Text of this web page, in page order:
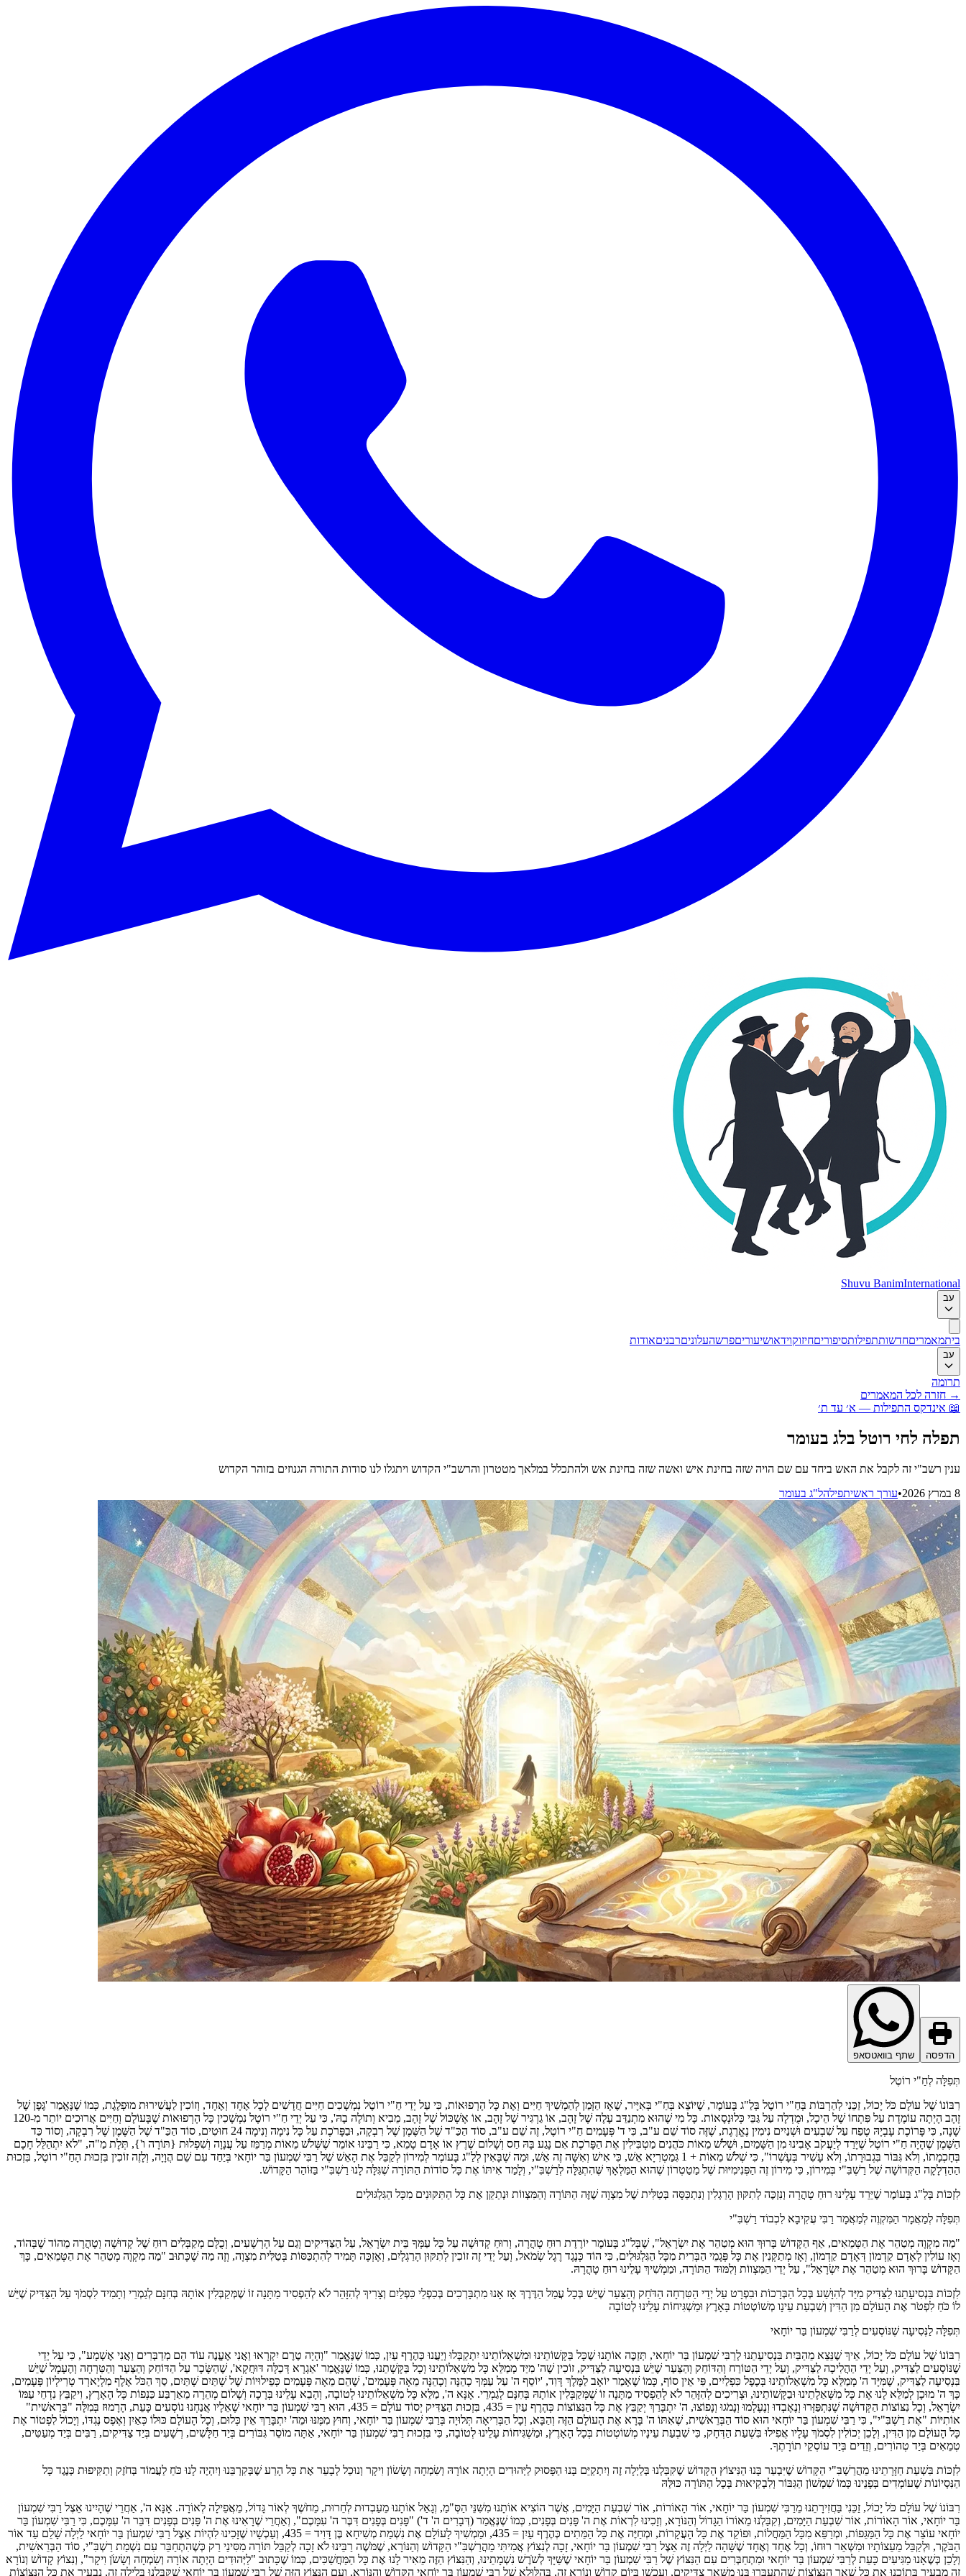
Shuvu BanimInternational
עב
ביתמאמריםחדשותתפילותסיפוריםחיזוקוידאושיעוריםפרשהעלוניםרבניםאודות
עב
תרומה
→ חזרה לכל המאמרים
📖 אינדקס התפילות — א׳ עד ת׳
תפלה לחי רוטל בלג בעומר
ענין רשב"י זה לקבל את האש ביחד עם שם הויה שזה בחינת איש ואשה שזה בחינת אש ולהתכלל במלאך מטטרון והרשב"י הקדוש ויתגלו לנו סודות התורה הגנוזים בזוהר הקדוש
8 במרץ 2026
•עורך ראשיתפילהל"ג בעומר
הדפסה שתף בוואטסאפ
תְּפִלָּה לְחַ"י רוֹטֶל
רִבּוֹנוֹ שֶׁל עוֹלָם כֹּל יָכוֹל, זַכֵּנִי לְהַרְבּוֹת בְּחַ"י רוֹטֶל בְּלַ"ג בָּעוֹמֶר, שֶׁיּוֹצֵא בְּחַ"י בְּאִיָּיר, שֶׁאָז הַזְּמַן לְהַמְשִׁיךְ חַיִּים וְאֶת כָּל הָרְפוּאוֹת, כִּי עַל יְדֵי חַ"י רוֹטֶל נִמְשָׁכִים חַיִּים חֲדָשִׁים לְכָל אֶחָד וְאֶחָד, וְזוֹכִין לַעֲשִׁירוּת מוּפְלֶגֶת, כְּמוֹ שֶׁנֶּאֱמַר 'גֶּפֶן שֶׁל
זָהָב הָיְתָה עוֹמֶדֶת עַל פִּתְחוֹ שֶׁל הֵיכָל, וּמֻדְלָה עַל גַּבֵּי כְּלוּנְסָאוֹת. כָּל מִי שֶׁהוּא מִתְנַדֵּב עָלֶה שֶׁל זָהָב, אוֹ גַרְגִּיר שֶׁל זָהָב, אוֹ אֶשְׁכּוֹל שֶׁל זָהָב, מֵבִיא וְתוֹלֶה בָהּ', כִּי עַל יְדֵי חַ"י רוֹטֶל נִמְשָׁכִין כָּל הָרְפוּאוֹת שֶׁבָּעוֹלָם וְחַיִּים אֲרוּכִים יוֹתֵר מִ-120
שָׁנָה, כִּי פָּרוֹכֶת עָבְיָהּ טֶפַח עַל שִׁבְעִים וּשְׁנַיִים נִימִין נֶאֱרֶגֶת, שֶׁזֶּה סוֹד שֵׁם ע"ב, כִּי ד' פְּעָמִים חַ"י רוֹטֶל, זֶה שֵׁם ע"ב, סוֹד הַכַּ"ד שֶׁל הַשֶּׁמֶן שֶׁל רִבְקָה, וּבַפָּרֹכֶת עַל כָּל נִימָה וְנִימָה 24 חוּטִים, סוֹד הַכַּ"ד שֶׁל הַשֶּׁמֶן שֶׁל רִבְקָה, וְסוֹד כַּד
הַשֶּׁמֶן שֶׁהָיָה חַ"י רוֹטֶל שֶׁיָּרַד לְיַעֲקֹב אָבִינוּ מִן הַשָּׁמַיִם, וּשְׁלֹשׁ מֵאוֹת כֹּהֲנִים מַטְבִּילִין אֶת הַפָּרֹכֶת אִם נָגַע בָּהּ חַס וְשָׁלוֹם שֶׁרֶץ אוֹ אָדָם טָמֵא, כִּי רַבֵּינוּ אוֹמֵר שֶׁשְּׁלֹשׁ מֵאוֹת מְרַמֵּז עַל עֲנָוָה וְשִׁפְלוּת {תּוֹרָה ו'}, תְּלָת מַ"ה, "לֹא יִתְהַלֵּל חָכָם
בְּחָכְמָתוֹ, וְלֹא גִּבּוֹר בִּגְבוּרָתוֹ, וְלֹא עָשִׁיר בְּעָשְׁרוֹ", כִּי שְׁלֹשׁ מֵאוֹת + 1 גִּמַטְרִיָא אֵשׁ, כִּי אִישׁ וְאִשָּׁה זֶה אֵשׁ, וּמַה שֶׁבָּאִין לְלַ"ג בָּעוֹמֶר לְמִירוֹן לְקַבֵּל אֶת הָאֵשׁ שֶׁל רַבִּי שִׁמְעוֹן בַּר יוֹחָאי בְּיַחַד עִם שֵׁם הֲוָיָה, וְלָזֶה זוֹכִין בִּזְכוּת הָחַ"י רוֹטֶל, בִּזְכוּת
הַהַדְלָקָה הַקְּדוֹשָׁה שֶׁל רַשְׁבִּ"י בְּמִירוֹן, כִּי מִירוֹן זֶה הַפְּנִימִיּוּת שֶׁל מַטַטְרוֹן שֶׁהוּא הַמַּלְאָךְ שֶּׁהִתְגַּלָּה לְרַשְׁבִּ"י, וְלָמַד אִיתּוֹ אֶת כָּל סוֹדוֹת הַתּוֹרָה שֶׁגִּלָּה לָנוּ רַשְׁבִּ"י בַּזּוֹהַר הַקָּדוֹשׁ.
לִזְכּוֹת בְּלַ"ג בָּעוֹמֶר שֶׁיֵּרֵד עָלֵינוּ רוּחַ טָהֳרָה וְנִזְכֶּה לְתִקּוּן הָרַגְלִין וְנִתְכַּסָּה בְּטַלִּית שֶׁל מִצְוָה שֶׁזֶּה הַתּוֹרָה וְהַמִּצְווֹת וּנְתַקֵּן אֶת כָּל הַתִּקּוּנִים מִכָּל הַגִּלְגּוּלִים
תְּפִלָּה לְמַאֲמָר הַמִּקְוֶה לְמַאֲמָר רַבִּי עֲקִיבָא לִכְבוֹד רַשְׁבִּ"י
"מַה מִקְוֶה מְטַהֵר אֶת הַטְּמֵאִים, אַף הַקָּדוֹשׁ בָּרוּךְ הוּא מְטַהֵר אֶת יִשְׂרָאֵל", שֶׁבְּל"ג בָּעוֹמֶר יוֹרֶדֶת רוּחַ טָהֳרָה, וְרוּחַ קְדוּשָׁה עַל כָּל עַמְּךָ בֵּית יִשְׂרָאֵל, עַל הַצַּדִּיקִים וְגַם עַל הָרְשָׁעִים, וְכֻלָּם מְקַבְּלִים רוּחַ שֶׁל קְדוּשָׁה וְטָהֳרָה מֵהוֹד שֶׁבְּהוֹד,
וְאָז עוֹלִין לְאָדָם קַדְמוֹן דְּאָדָם קַדְמוֹן, וְאָז מְתַקְּנִין אֶת כָּל פְּגָמֵי הַבְּרִית מִכָּל הַגִּלְגּוּלִים, כִּי הוֹד כְּנֶגֶד רֶגֶל שְׂמֹאל, וְעַל יְדֵי זֶה זוֹכִין לְתִקּוּן הָרַגְלָיִם, וְאֶזְכֶּה תָּמִיד לְהִתְכַּסּוֹת בְּטַלִּית מִצְוָה, וְזֶה מַה שֶׁכָּתוּב "מַה מִקְוֶה מְטַהֵר אֶת הַטְּמֵאִים, כָּךְ
הַקָּדוֹשׁ בָּרוּךְ הוּא מְטַהֵר אֶת יִשְׂרָאֵל", עַל יְדֵי הַמִּצְווֹת וְלִמּוּד הַתּוֹרָה, וּמַמְשִׁיךְ עָלֵינוּ רוּחַ טָהֳרָהּ.
לִזְכּוֹת בִּנְסִיעָתֵנוּ לַצַּדִּיק מִיַּד לְהִוָּשַׁע בְּכָל הַבְּרָכוֹת וּבִפְרָט עַל יְדֵי הַטִּרְחָה הַדֹּחַק וְהַצַּעַר שֶׁיֵּשׁ בְּכָל עֲמַל הַדֶּרֶךְ אָז אָנוּ מִתְבָּרְכִים בְּכִפְלֵי כִּפְלַיִם וְצָרִיךְ לְהִזָּהֵר לֹא לְהַפְסִיד מַתָּנָה זוֹ שֶׁמְּקַבְּלִין אוֹתָהּ בְּחִנָּם לְגַמְרֵי וְתָמִיד לִסְמֹךְ עַל הַצַּדִּיק שֶׁיֵּשׁ
לוֹ כֹּחַ לִפְטֹר אֶת הָעוֹלָם מִן הַדִּין וְשִׁבְעַת עֵינָו מְשׁוֹטְטוֹת בָּאָרֶץ וּמַשְׁגִּיחוֹת עָלֵינוּ לְטוֹבָה
תְּפִלָּה לַנְּסִיעָה שֶׁנּוֹסְעִים לְרַבִּי שִׁמְעוֹן בַּר יוֹחָאי
רִבּוֹנוֹ שֶׁל עוֹלָם כֹּל יָכוֹל, אֵיךְ שֶׁנֵּצֵא מֵהַבַּיִת בִּנְסִיעָתֵנוּ לְרַבִּי שִׁמְעוֹן בַּר יוֹחָאי, תְּזַכֶּה אוֹתָנוּ שֶׁכָּל בַּקָּשׁוֹתֵינוּ וּמִשְׁאַלוֹתֵינוּ יִתְקַבְּלוּ וְיַעֲנוּ כְּהֶרֶף עַיִן, כְּמוֹ שֶׁנֶּאֱמַר "וְהָיָה טֶרֶם יִקְרָאוּ וַאֲנִי אֶעֱנֶה עוֹד הֵם מְדַבְּרִים וַאֲנִי אֶשְׁמָע", כִּי עַל יְדֵי
שֶׁנּוֹסְעִים לַצַּדִּיק, וְעַל יְדֵי הַהֲלִיכָה לַצַּדִּיק, וְעַל יְדֵי הַטּוֹרַח וְהַדּוֹחַק וְהַצַּעַר שֶׁיֵּשׁ בִּנְסִיעָה לַצַּדִּיק, זוֹכִין שֶׁה' מִיַּד מְמַלֵּא כָּל מִשְׁאַלוֹתֵינוּ וְכָל בַּקָּשָׁתֵנוּ, כְּמוֹ שֶׁנֶּאֱמַר 'אַגְרָא דְּכַלָּה דּוּחֲקָא', שֶׁהַשָּׂכָר עַל הַדּוֹחַק וְהַצַּעַר וְהַטִּרְחָה וְהֶעָמָל שֶׁיֵּשׁ
בִּנְסִיעָה לַצַּדִּיק, שֶׁמִּיָּד ה' מְמַלֵּא כָּל מִשְׁאַלוֹתֵינוּ בְּכֶפֶל כִּפְלַיִים, פִּי אֵין סוֹף, כְּמוֹ שֶׁאָמַר יוֹאָב לַמֶּלֶךְ דָּוִד, 'יוֹסֵף ה' עַל עַמְּךָ כָהֵנָּה וְכָהֵנָּה מֵאָה פְּעָמִים', שֶׁהֵם מֵאָה פְּעָמִים כְּפֵילוּיוֹת שֶׁל שְׁתַּיִם שְׁתַּיִם, סַךְ הַכֹּל אֶלֶף מִלְיָארְד טְרִילְיוֹן פְּעָמִים,
כָּךְ ה' מוּכָן לְמַלֵּא לָנוּ אֶת כָּל מִשְּׁאַלָתֵינוּ וּבַקָּשׁוֹתֵינוּ, וּצְרִיכִים לְהִזָּהֵר לֹא לְהַפְסִיד מַתָּנָה זוֹ שֶׁמְּקַבְּלִין אוֹתָהּ בְּחִנָּם לְגַמְרֵי. אָנָּא ה', מַלֵּא כָּל מִשְׁאַלוֹתֵינוּ לְטוֹבָה, וְהָבֵא עָלֵינוּ בְּרָכָה וְשָׁלוֹם מְהֵרָה מֵאַרְבַּע כַּנְפוֹת כָּל הָאָרֶץ, וִיקַבֵּץ נִדְחֵי עַמּוֹ
יִשְׂרָאֵל, וְכָל נִצּוֹצוֹת הַקְּדוּשָׁה שֶׁנִּתְפַּזְּרוּ וְנֶאֶבְדוּ וְנֶעֶלְמוּ וְנָמֹגוּ וְנָפוֹצוּ, ה' יִתְבָּרַךְ יְקַבֵּץ אֶת כָּל הַנִּצּוֹצוֹת כְּהֶרֶף עַיִן = 435, בִּזְכוּת הַצַּדִּיק יְסוֹד עוֹלָם = 435, הוּא רַבִּי שִׁמְעוֹן בַּר יוֹחָאי שֶׁאֵלָיו אֲנַחְנוּ נוֹסְעִים כָּעֵת, הָרָמוּז בְּמִלָּה "בְּרֵאשִׁית"
אוֹתִיּוֹת "אֶת רַשְׁבִּ"י", כִּי רַבִּי שִׁמְעוֹן בַּר יוֹחָאי הוּא סוֹד הַבְּרֵאשִׁית, שֶׁאִתּוֹ ה' בָּרָא אֶת הָעוֹלָם הַזֶּה וְהַבָּא, וְכָל הַבְּרִיאָה תְּלוּיָה בְּרַבִּי שִׁמְעוֹן בַּר יוֹחָאי, וְחוּץ מִמֶּנּוּ וּמֵה' יִתְבָּרַךְ אֵין כְּלוּם, וְכָל הָעוֹלָם כּוּלוֹ כְּאַיִן וְאֶפֶס נֶגְדּוֹ, וְיָכוֹל לִפְטוֹר אֶת
כָּל הָעוֹלָם מִן הַדִּין, וְלָכֵן יְכוֹלִין לִסְמֹךְ עָלָיו אֲפִילוּ בִּשְׁעַת הַדְּחָק, כִּי שִׁבְעַת עֵינָיו מְשׁוֹטְטוֹת בְּכָל הָאָרֶץ, וּמַשְׁגִּיחוֹת עָלֵינוּ לְטוֹבָה, כִּי בִּזְכוּת רַבִּי שִׁמְעוֹן בַּר יוֹחָאי, אַתָּה מוֹסֵר גִּבּוֹרִים בְּיַד חַלָּשִׁים, רְשָׁעִים בְּיַד צַדִּיקִים, רַבִּים בְּיַד מְעַטִּים,
טְמֵאִים בְּיַד טְהוֹרִים, וְזֵדִים בְּיַד עוֹסְקֵי תוֹרָתֶךָ.
לִזְכּוֹת בִּשְׁעַת חַזָּרָתֵינוּ מֵהֲרַשְׁבִּ"י הַקָּדוֹשׁ שֶׁיִּבְעַר בָּנוּ הַנִּיצוֹץ הַקָּדוֹשׁ שֶׁקִּבַּלְנוּ בְּלַיְלָה זֶה וְיִתְקַיֵּם בָּנוּ הַפָּסוּק לַיְּהוּדִים הָיְתָה אוֹרָהּ וְשִׂמְחָה וְשָׂשׂוֹן וִיקָר וְנוּכַל לְבָעֵר אֶת כָּל הָרַע שֶׁבְּקִרְבֵּנוּ וְיִהְיֶה לָנוּ כֹּחַ לַעֲמוֹד בְּחֹזֶק וְתַקִּיפוּת כְּנֶגֶד כָּל
הַנִּסְיוֹנוֹת שֶׁעוֹמְדִים בְּפָנֵינוּ כְּמוֹ שִׁמְשׁוֹן הַגִּבּוֹר וְלִבְקִיאוּת בְּכָל הַתּוֹרָה כּוּלַּהּ
רִבּוֹנוֹ שֶׁל עוֹלָם כֹּל יָכוֹל, זַכֵּנִי בַּחֲזִירָתֵנוּ מֵרַבִּי שִׁמְעוֹן בַּר יוֹחָאי, אוֹר הָאוֹרוֹת, אוֹר שִׁבְעַת הַיָּמִים, אֲשֶׁר הוֹצִיא אוֹתָנוּ מִשִּׁנֵּי הַסְּ"מַ, וְגָאַל אוֹתָנוּ מֵעַבְדוּת לְחֵרוּת, מֵחֹשֶׁךְ לְאוֹר גָּדוֹל, מֵאֲפֵילָה לְאוֹרָה. אָנָּא ה', אַחֲרֵי שֶׁהָיִינוּ אֵצֶל רַבִּי שִׁמְעוֹן
בַּר יוֹחָאי, אוֹר הָאוֹרוֹת, אוֹר שִׁבְעַת הַיָּמִים, וְקִבַּלְנוּ מֵאוֹרוֹ הַגָּדוֹל וְהַנּוֹרָא, וְזָכִינוּ לִרְאוֹת אֶת ה' פָּנִים בְּפָנִים, כְּמוֹ שֶׁנֶּאֱמַר (דְּבָרִים ה' ד') "פָּנִים בְּפָנִים דִּבֶּר ה' עִמָּכֶם", וְאַחֲרֵי שֶׁרָאִינוּ אֶת ה' פָּנִים בְּפָנִים דִּבֵּר ה' עִמָּכֶם, כִּי רַבִּי שִׁמְעוֹן בַּר
יוֹחָאי עוֹצֵר אֶת כָּל הַמַּגֵּפוֹת, וּמְרַפֵּא מִכָּל הַמַּחֲלוֹת, וּפוֹקֵד אֶת כָּל הָעֲקָרוֹת, וּמְחַיֶּה אֶת כָּל הַמֵּתִים כְּהֶרֶף עַיִן = 435, וּמַמְשִׁיךְ לָעוֹלָם אֶת נִשְׁמַת מְשִׁיחָא בֶּן דָּוִיד = 435, וְעַכְשָׁיו שֶׁזָּכִינוּ לִהְיוֹת אֵצֶל רַבִּי שִׁמְעוֹן בַּר יוֹחָאי לַיְלָה שָׁלֵם עַד אוֹר
הַבֹּקֶר, וּלְקַבֵּל מֵעֵצוֹתָיו וּמִשְּׁאֵר רוּחוֹ, וְכָל אֶחָד וְאֶחָד שֶׁשָּׁהָה לַיְלָה זֶה אֵצֶל רַבִּי שִׁמְעוֹן בַּר יוֹחָאי, זָכָה לְנִצוֹץ אֲמִיתִּי מֵהֲרַשְׁבִּ"י הַקָּדוֹשׁ וְהַנּוֹרָא, שֶׁמֹּשֶׁה רַבֵּינוּ לֹא זָכָה לְקַבֵּל תּוֹרָה מִסִּינַי רַק כְּשֶׁהִתְחַבֵּר עִם נִשְׁמַת רַשְׁבִּ"י, סוֹד הַבְּרֵאשִׁית,
וְלָכֵן כְּשֶׁאָנוּ מַגִּיעִים כָּעֵת לְרַבִּי שִׁמְעוֹן בַּר יוֹחָאי וּמִתְחַבְּרִים עִם הַנִּצּוֹץ שֶׁל רַבִּי שִׁמְעוֹן בַּר יוֹחָאי שֶׁשַּׁיָּךְ לְשֹׁרֶשׁ נִשְׁמָתֵינוּ, וְהַנִּצּוֹץ הַזֶּה מֵאִיר לָנוּ אֶת כָּל הַמַּחֲשַׁכִּים, כְּמוֹ שֶׁכָּתוּב "לַיְּהוּדִים הָיְתָה אוֹרָה וְשִׂמְחָה וְשָׂשֹׂן וִיקָר", וְנִצוֹץ קָדוֹשׁ וְנוֹרָא
זֶה מַבְעִיר בְּתוֹכֵנוּ אֶת כָּל שְׁאָר הַנִּצּוֹצוֹת שֶׁהִתְעַבְּרוּ בָּנוּ מִשְּׁאָר צַדִּיקִים, וְעַכְשָׁו בְּיוֹם קָדוֹשׁ וְנוֹרָא זֶה, בַּהִלּוּלָא שֶׁל רַבִּי שִׁמְעוֹן בַּר יוֹחָאי הַקָּדוֹשׁ וְהַנּוֹרָא, וְעִם הַנִּצּוֹץ הַזֶּה שֶׁל רַבִּי שִׁמְעוֹן בַּר יוֹחָאי שֶׁקִּבַּלְנוּ בְּלַיְלָה זֶה, נַבְעִיר אֶת כָּל הַנִּצּוֹצוֹת